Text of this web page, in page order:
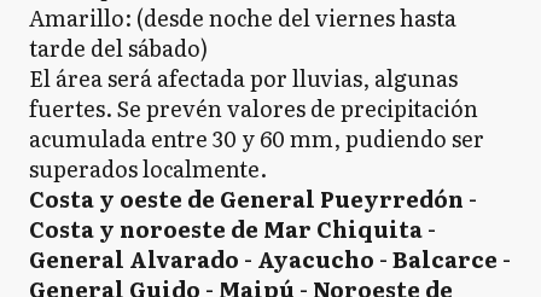
Amarillo: (desde noche del viernes hasta
tarde del sábado)
El área será afectada por lluvias, algunas
fuertes. Se prevén valores de precipitación
acumulada entre 30 y 60 mm, pudiendo ser
superados localmente.
Costa y oeste de General Pueyrredón -
Costa y noroeste de Mar Chiquita -
General Alvarado - Ayacucho - Balcarce -
General Guido - Maipú - Noroeste de